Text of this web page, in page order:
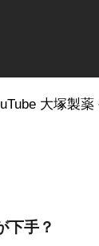
大塚製
下手？